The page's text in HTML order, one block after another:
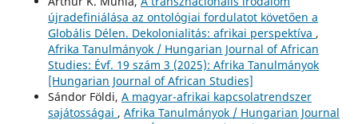
újradefiniálása az ontológiai fordulatot követően a
Globális Délen. Dekolonialitás: afrikai perspektíva ,
Afrika Tanulmányok / Hungarian Journal of African
Studies: Évf. 19 szám 3 (2025): Afrika Tanulmányok
[Hungarian Journal of African Studies]
Sándor Földi, A magyar-afrikai kapcsolatrendszer
sajátosságai , Afrika Tanulmányok / Hungarian Journal